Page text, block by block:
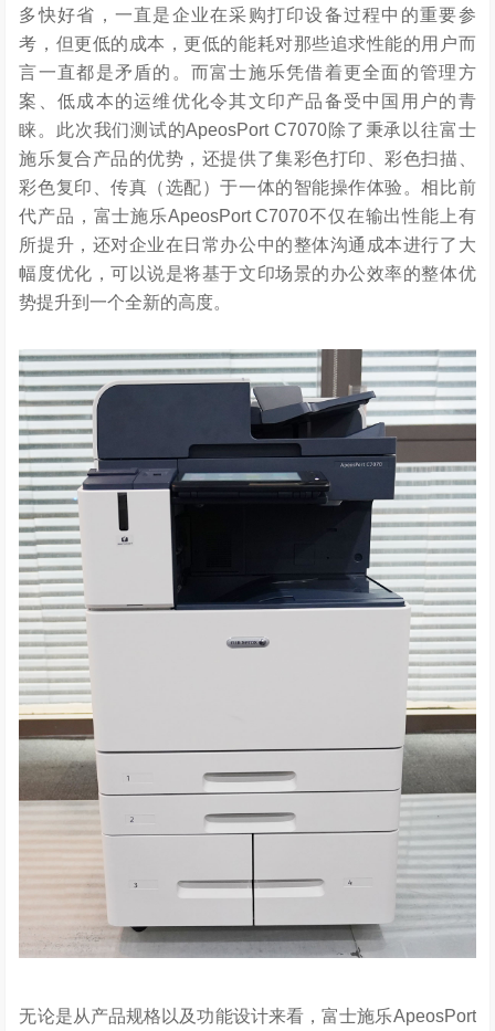
多快好省，一直是企业在采购打印设备过程中的重要参
考，但更低的成本，更低的能耗对那些追求性能的用户而
言一直都是矛盾的。而富士施乐凭借着更全面的管理方
案、低成本的运维优化令其文印产品备受中国用户的青
睐。此次我们测试的ApeosPort C7070除了秉承以往富士
施乐复合产品的优势，还提供了集彩色打印、彩色扫描、
彩色复印、传真（选配）于一体的智能操作体验。相比前
代产品，富士施乐ApeosPort C7070不仅在输出性能上有
所提升，还对企业在日常办公中的整体沟通成本进行了大
幅度优化，可以说是将基于文印场景的办公效率的整体优
势提升到一个全新的高度。
无论是从产品规格以及功能设计来看，富士施乐ApeosPort